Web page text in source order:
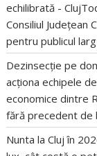
echilibrată -
Consiliul Județean
pentru publicul larg
Dezinsecție pe
acționa echipele
economice dintre
fără precedent de
Nunta la Cluj în